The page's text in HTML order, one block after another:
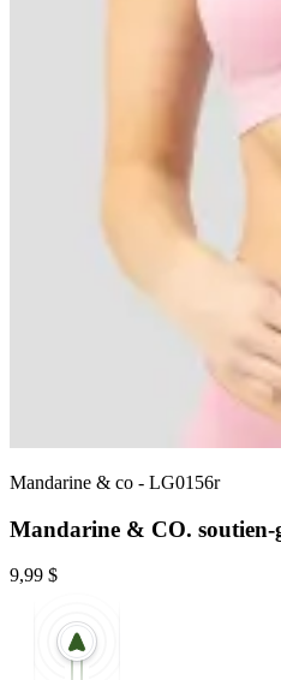
Mandarine & co - LG0156r
Mandarine & CO. soutien-
9,99 $